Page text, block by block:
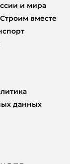
и мира
Строим вместе
данных